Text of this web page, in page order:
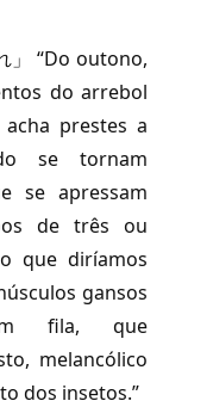
」 “Do outono,
do arrebol
prestes a
se tornam
se apressam
de três ou
que diríamos
gansos
fila, que
melancólico
dos insetos.”